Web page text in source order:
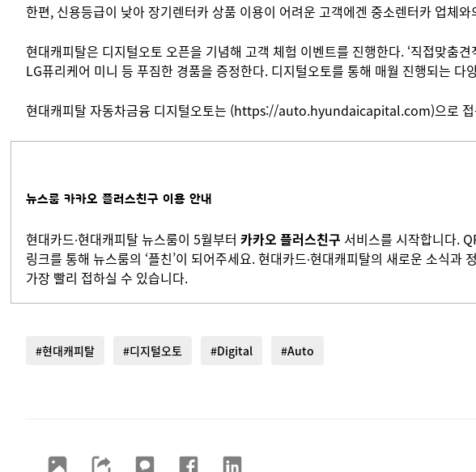
한편, 신용등급이 낮아 장기렌터카 상품 이용이 어려운 고객에겐 중소렌터카 업체
현대캐피탈은 디지털오토 오픈을 기념해 고객 체험 이벤트를 진행한다. ‘직접맞춤
LG퓨리케어 미니 등 푸짐한 경품을 증정한다. 디지털오토를 통해 매월 진행되는 다
현대캐피탈 자동차금융 디지털오토는 (https://auto.hyundaicapital.com)으로 접
뉴스룸 카카오 플러스친구 이용 안내
현대카드∙현대캐피탈 뉴스룸이 5월부터 카카오 플러스친구 서비스를 시작합니다.
링크를 통해 뉴스룸의 ‘플친’이 되어주세요. 현대카드∙현대캐피탈의 새로운 소식과
가장 빨리 접하실 수 있습니다.
#현대캐피탈 #디지털오토 #Digital #Auto